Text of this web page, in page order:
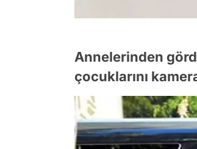
Annelerinden
çocuklarını